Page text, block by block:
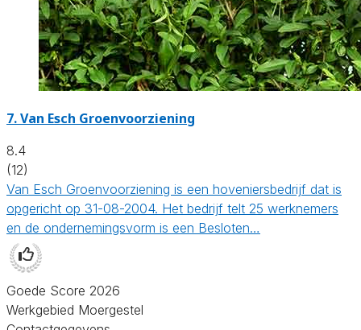
7.Van Esch Groenvoorziening
8.4
(12)
Van Esch Groenvoorziening is een hoveniersbedrijf dat is
opgericht op 31-08-2004. Het bedrijf telt 25 werknemers
en de ondernemingsvorm is een Besloten…
Goede Score 2026
Werkgebied Moergestel